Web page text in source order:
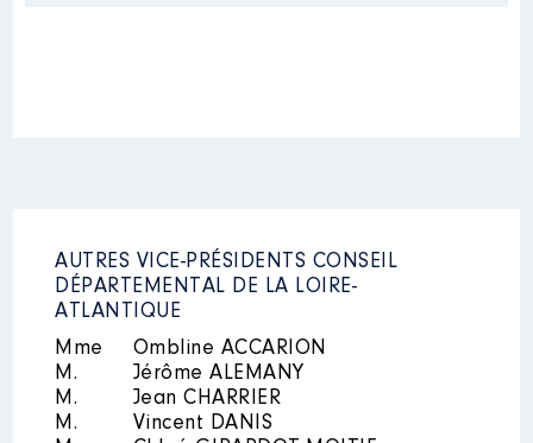
Mandat: VP CC │ de : 01/2016
à 12/2016
Commentaire : montant net
AUTRES VICE-PRÉSIDENTS CONSEIL
DÉPARTEMENTAL DE LA LOIRE-
ATLANTIQUE
Mme
Ombline ACCARION
M.
Jérôme ALEMANY
M.
Jean CHARRIER
M.
Vincent DANIS